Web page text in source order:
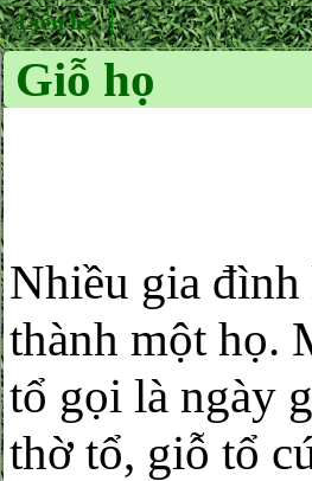
Liên hệ
Giỗ họ
Nhiều gia đình
thành một họ.
tổ gọi là ngày
thờ tổ, giỗ tổ